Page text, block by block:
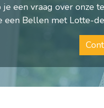
je een vraag over onze
een Bellen met Lotte-